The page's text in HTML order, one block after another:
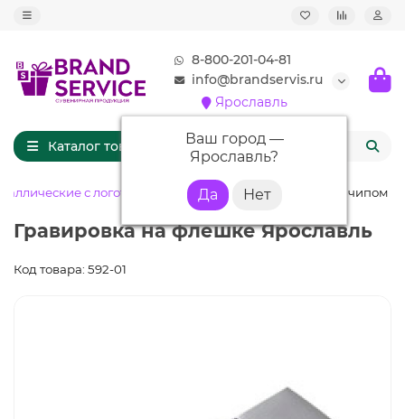
8-800-201-04-81
info@brandservis.ru
Ярославль
Ваш город —
Ярославль?
Каталог товаров
с логотипом Флешка ME001 (серебро) с чипом 4
Гравировка на флешке Ярославль
Код товара: 592-01